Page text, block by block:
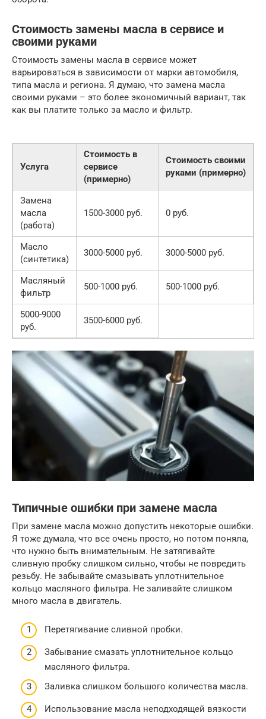
Стоимость замены масла в сервисе и
своими руками
Стоимость замены масла в сервисе может
варьироваться в зависимости от марки автомобиля,
типа масла и региона. Я думаю, что замена масла
своими руками – это более экономичный вариант, так
как вы платите только за масло и фильтр.
Услуга
Стоимость в
сервисе
(примерно)
Стоимость своими
руками (примерно)
Замена
масла
(работа)
1500-3000 руб. 0 руб.
Масло
(синтетика)
3000-5000 руб. 3000-5000 руб.
Масляный
фильтр
500-1000 руб. 500-1000 руб.
5000-9000
руб.
3500-6000 руб.
Типичные ошибки при замене масла
При замене масла можно допустить некоторые ошибки.
Я тоже думала, что все очень просто, но потом поняла,
что нужно быть внимательным. Не затягивайте
сливную пробку слишком сильно, чтобы не повредить
резьбу. Не забывайте смазывать уплотнительное
кольцо масляного фильтра. Не заливайте слишком
много масла в двигатель.
Перетягивание сливной пробки.
Забывание смазать уплотнительное кольцо
масляного фильтра.
Заливка слишком большого количества масла.
Использование масла неподходящей вязкости